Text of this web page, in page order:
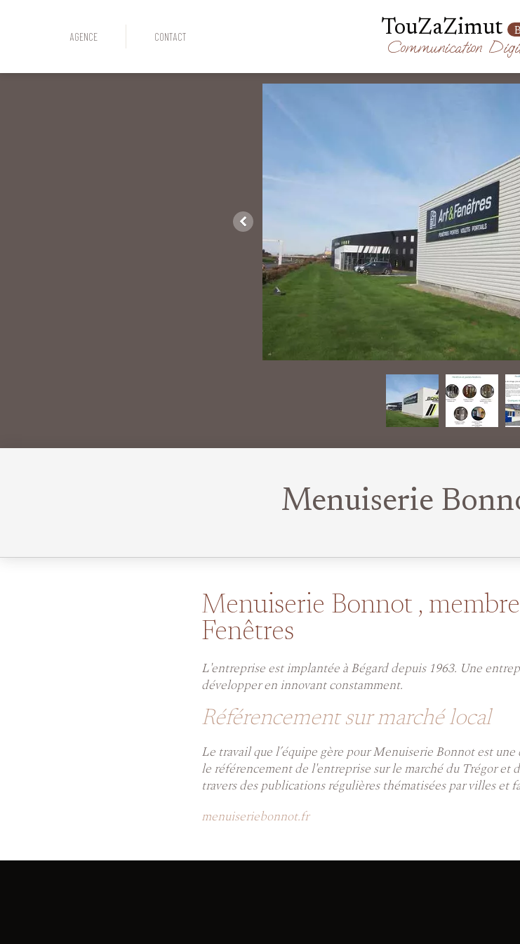
AGENCE CONTACT TouZaZimut
Communication
Menuiserie
Menuiserie Bonnot ,
Fenêtres
L'entreprise est implantée à Bégard depuis 1963. Une
développer en innovant constamment.
Référencement sur marché local
Le travail que l’équipe gère pour Menuiserie Bonnot est
le référencement de l'entreprise sur le marché du Trégor et
travers des publications régulières thématisées par villes et
menuiseriebonnot.fr